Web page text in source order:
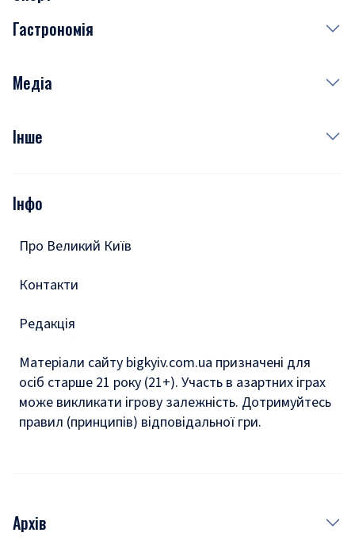
Субота
Медицина
Краса
Гастрономія
Рецепти
Медіа
Фото
Подкасти
Інше
Тести
Інфо
Про Великий Київ
Контакти
Редакція
Матеріали сайту bigkyiv.com.ua призначені для
осіб старше 21 року (21+). Участь в азартних іграх
може викликати ігрову залежність. Дотримуйтесь
правил (принципів) відповідальної гри.
Архів